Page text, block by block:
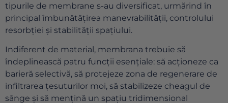
tipurile de membrane s-au diversificat, urmărind în
principal îmbunătățirea manevrabilității, controlului
resorbției și stabilității spațiului.
Indiferent de material, membrana trebuie să
îndeplinească patru funcții esențiale: să acționeze ca
barieră selectivă, să protejeze zona de regenerare de
infiltrarea țesuturilor moi, să stabilizeze cheagul de
sânge și să mențină un spațiu tridimensional